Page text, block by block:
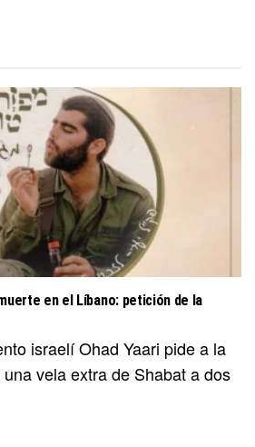
en el Líbano: petición de la
israelí Ohad Yaari pide a la
vela extra de Shabat a dos